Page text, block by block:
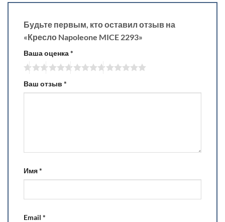
Будьте первым, кто оставил отзыв на
«Кресло Napoleone MICE 2293»
Ваша оценка*
Ваш отзыв *
Имя*
Email *